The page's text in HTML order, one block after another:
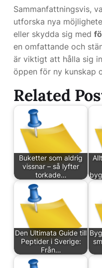
Sammanfattningsvis,
utforska nya
eller skydda sig med
en omfattande och
är viktigt att hålla sig
öppen för ny kunskap
Related
Buketter som aldrig
vissnar – så lyfter
torkade…
Den Ultimata Guide till
Peptider i Sverige:
Från…